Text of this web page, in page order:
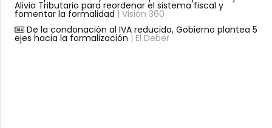
Alivio Tributario para reordenar el sistema fiscal y
fomentar la formalidad | Visión 360
De la condonación al IVA reducido, Gobierno plantea 5
ejes hacia la formalización | El Deber